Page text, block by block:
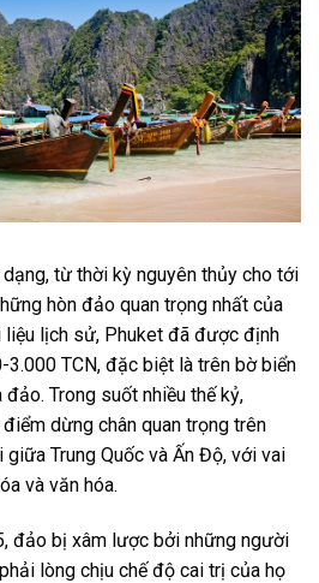
từ thời kỳ nguyên thủy cho tới
hòn đảo quan trọng nhất của
liệu lịch sử, Phuket đã được định
TCN, đặc biệt là trên bờ biển
Trong suốt nhiều thế kỷ,
dừng chân quan trọng trên
Trung Quốc và Ấn Độ, với vai
và văn hóa.
đảo bị xâm lược bởi những người
lòng chịu chế độ cai trị của họ